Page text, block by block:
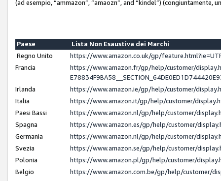
(ad esempio, “ammazon”, “amaozn”, and “kindel”) (congiuntamente,
Paese
Lista Non Esaustiva dei Marchi
Regno Unito
https://www.amazon.co.uk/gp/
Francia
https://www.amazon.fr/gp/help/customer/
Irlanda
https://www.amazon.ie/gp/help/customer/
Italia
https://www.amazon.it/gp/help/customer/
Paesi Bassi
https://www.amazon.nl/gp/help/customer/
Spagna
https://www.amazon.es/gp/help/customer/
Germania
https://www.amazon.nl/gp/help/customer/
Svezia
https://www.amazon.se/gp/help/customer/
Polonia
https://www.amazon.pl/gp/help/customer/
Belgio
https://www.amazon.com.be/gp/help/customer/